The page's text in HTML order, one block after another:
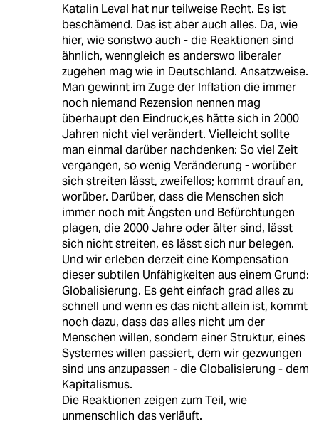
Katalin Leval hat nur teilweise Recht. Es ist
beschämend. Das ist aber auch alles. Da, wie
hier, wie sonstwo auch - die Reaktionen sind
ähnlich, wenngleich es anderswo liberaler
zugehen mag wie in Deutschland. Ansatzweise.
Man gewinnt im Zuge der Inflation die immer
noch niemand Rezension nennen mag
überhaupt den Eindruck,es hätte sich in 2000
Jahren nicht viel verändert. Vielleicht sollte
man einmal darüber nachdenken: So viel Zeit
vergangen, so wenig Veränderung - worüber
sich streiten lässt, zweifellos; kommt drauf an,
worüber. Darüber, dass die Menschen sich
immer noch mit Ängsten und Befürchtungen
plagen, die 2000 Jahre oder älter sind, lässt
sich nicht streiten, es lässt sich nur belegen.
Und wir erleben derzeit eine Kompensation
dieser subtilen Unfähigkeiten aus einem Grund:
Globalisierung. Es geht einfach grad alles zu
schnell und wenn es das nicht allein ist, kommt
noch dazu, dass das alles nicht um der
Menschen willen, sondern einer Struktur, eines
Systemes willen passiert, dem wir gezwungen
sind uns anzupassen - die Globalisierung - dem
Kapitalismus.
Die Reaktionen zeigen zum Teil, wie
unmenschlich das verläuft.